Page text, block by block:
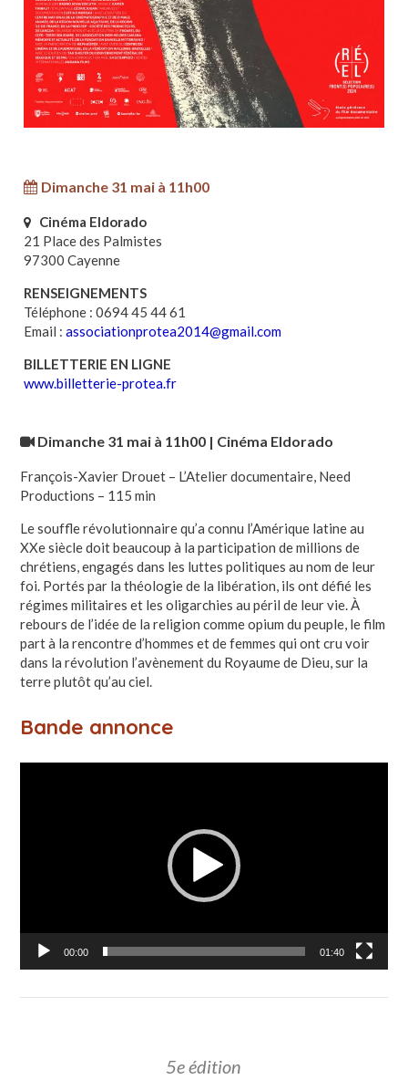
Dimanche 31 mai à 11h00
Cinéma Eldorado
21 Place des Palmistes
97300 Cayenne
RENSEIGNEMENTS
Téléphone : 0694 45 44 61
Email : associationprotea2014@gmail.com
BILLETTERIE EN LIGNE
www.billetterie-protea.fr
Dimanche 31 mai à 11h00 | Cinéma Eldorado
François-Xavier Drouet – L’Atelier documentaire, Need
Productions – 115 min
Le souffle révolutionnaire qu’a connu l’Amérique latine au
XXe siècle doit beaucoup à la participation de millions de
chrétiens, engagés dans les luttes politiques au nom de leur
foi. Portés par la théologie de la libération, ils ont défié les
régimes militaires et les oligarchies au péril de leur vie. À
rebours de l’idée de la religion comme opium du peuple, le film
part à la rencontre d’hommes et de femmes qui ont cru voir
dans la révolution l’avènement du Royaume de Dieu, sur la
terre plutôt qu’au ciel.
Bande annonce
00:00 01:40
5e édition